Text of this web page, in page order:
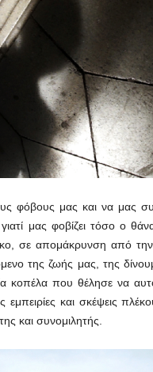
φόβους μας και να μας
μας φοβίζει τόσο ο
σε απομάκρυνση από
της ζωής μας, της
κοπέλα που θέλησε να
και σκέψεις
και συνομιλητής.